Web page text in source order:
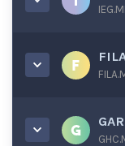
IEG.MI